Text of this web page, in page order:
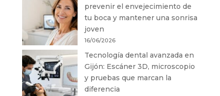
prevenir el envejecimiento de
tu boca y mantener una sonrisa
joven
16/06/2026
Tecnología dental avanzada en
Gijón: Escáner 3D, microscopio
y pruebas que marcan la
diferencia